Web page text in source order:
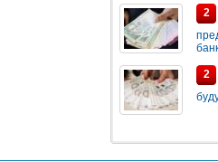
2
2